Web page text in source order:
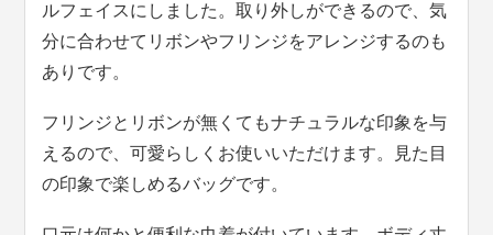
ルフェイスにしました。取り外しができるので、気
分に合わせてリボンやフリンジをアレンジするのも
ありです。
フリンジとリボンが無くてもナチュラルな印象を与
えるので、可愛らしくお使いいただけます。見た目
の印象で楽しめるバッグです。